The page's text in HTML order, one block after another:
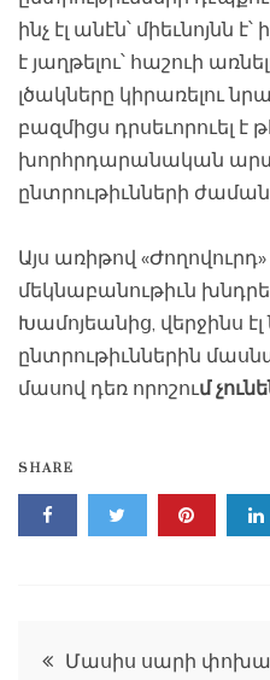
ինչ էլ անէն՝ միեւնոյնն
է յաղթելու՝ հաշուի
լծակները կիրառելու
բազմիցս դրսեւորուել է
խորհրդարանական
ընտրութիւնների
Այս առիթով
մեկնաբանութիւն
Խամոյեանից, վերջինս
ընտրութիւններին
մասով դեռ որոշում
SHARE
Մասիս սարի